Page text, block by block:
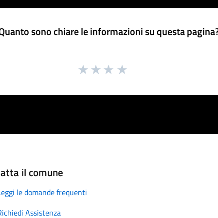
sono chiare le informazioni su questa
il comune
le domande frequenti
Assistenza